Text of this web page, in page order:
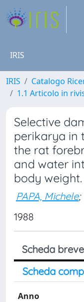
IRIS
IRIS Catalogo
1.1 Articolo in
Selective
perikarya in
the rat
and water
body weight.
PAPA, Michele;
1988
Scheda breve
Scheda
Anno